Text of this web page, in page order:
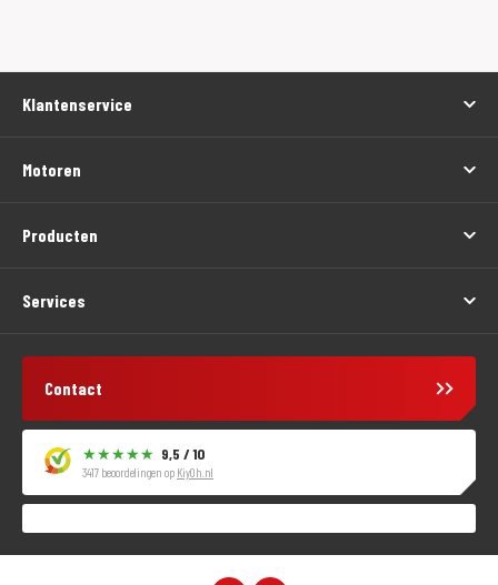
Klantenservice
Motoren
Producten
Services
Contact
9,5 / 10
3417 beoordelingen op KiyOh.nl